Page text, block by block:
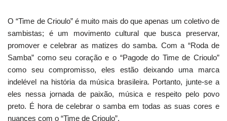
O “Time de Crioulo” é muito mais do que apenas um coletivo de
sambistas; é um movimento cultural que busca preservar,
promover e celebrar as matizes do samba. Com a “Roda de
Samba” como seu coração e o “Pagode do Time de Crioulo”
como seu compromisso, eles estão deixando uma marca
indelével na história da música brasileira. Portanto, junte-se a
eles nessa jornada de paixão, música e respeito pelo povo
preto. É hora de celebrar o samba em todas as suas cores e
nuances com o “Time de Crioulo”.